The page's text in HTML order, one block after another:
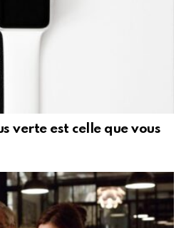
verte est celle que vous